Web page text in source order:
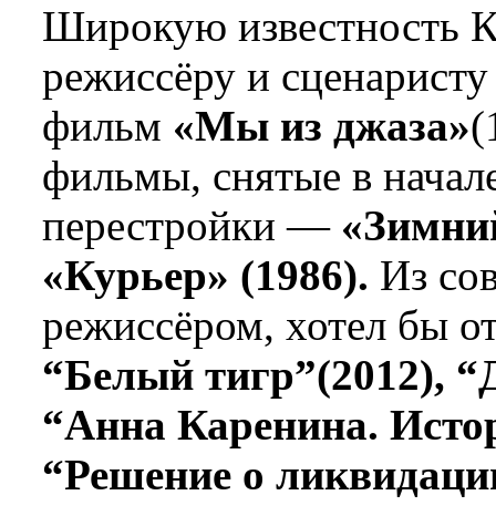
Широкую известность
режиссёру и
фильм «Мы из джаза»
фильмы, снятые в
перестройки —
«Курьер» (1986). Из
режиссёром, хотел бы
“Белый тигр”(2012),
“Анна Каренина.
“Решение о